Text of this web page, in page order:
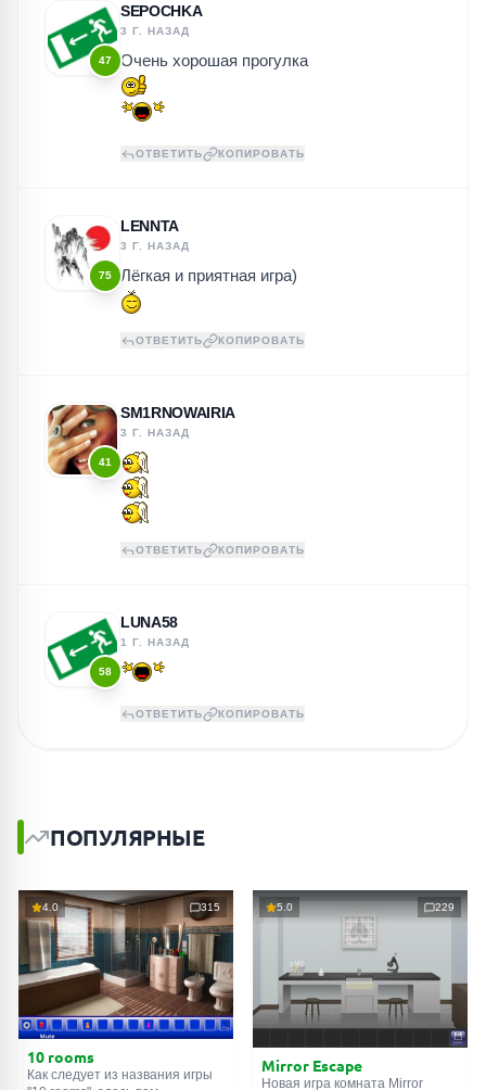
47
SEPOCHKA
3 Г. НАЗАД
Очень хорошая прогулка
ОТВЕТИТЬ КОПИРОВАТЬ
75
LENNTA
3 Г. НАЗАД
Лёгкая и приятная игра)
ОТВЕТИТЬ КОПИРОВАТЬ
41
SM1RNOWAIRIA
3 Г. НАЗАД
ОТВЕТИТЬ КОПИРОВАТЬ
58
LUNA58
1 Г. НАЗАД
ОТВЕТИТЬ КОПИРОВАТЬ
ПОПУЛЯРНЫЕ
4.0 315
10 rooms
Как следует из названия игры
5.0 229
Mirror Escape
Новая игра комната Mirror